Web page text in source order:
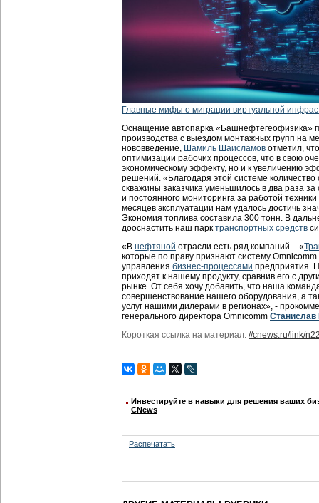
Главные мифы о миграции виртуальной
Оснащение автопарка «Башнефтегеофизика»
производства с выездом монтажных групп на
нововведение, Шамиль Шаисламов отметил,
оптимизации рабочих процессов, что в свою
экономическому эффекту, но и к увеличению
решений. «Благодаря этой системе
скважины заказчика уменьшилось в два раза
и постоянного мониторинга за работой
месяцев эксплуатации нам удалось достичь
Экономия топлива составила 300 тонн. В
дооснастить наш парк транспортных средств
«В нефтяной отрасли есть ряд компаний – «
которые по праву признают систему
управления бизнес-процессами предприятия.
приходят к нашему продукту, сравнив его с
рынке. От себя хочу добавить, что наша
совершенствование нашего оборудования, а
услуг нашими дилерами в регионах», -
генерального директора Omnicomm
Короткая ссылка на материал: //cnews.ru/link/
Инвестируйте в навыки для решения ваших
CNews
Распечатать